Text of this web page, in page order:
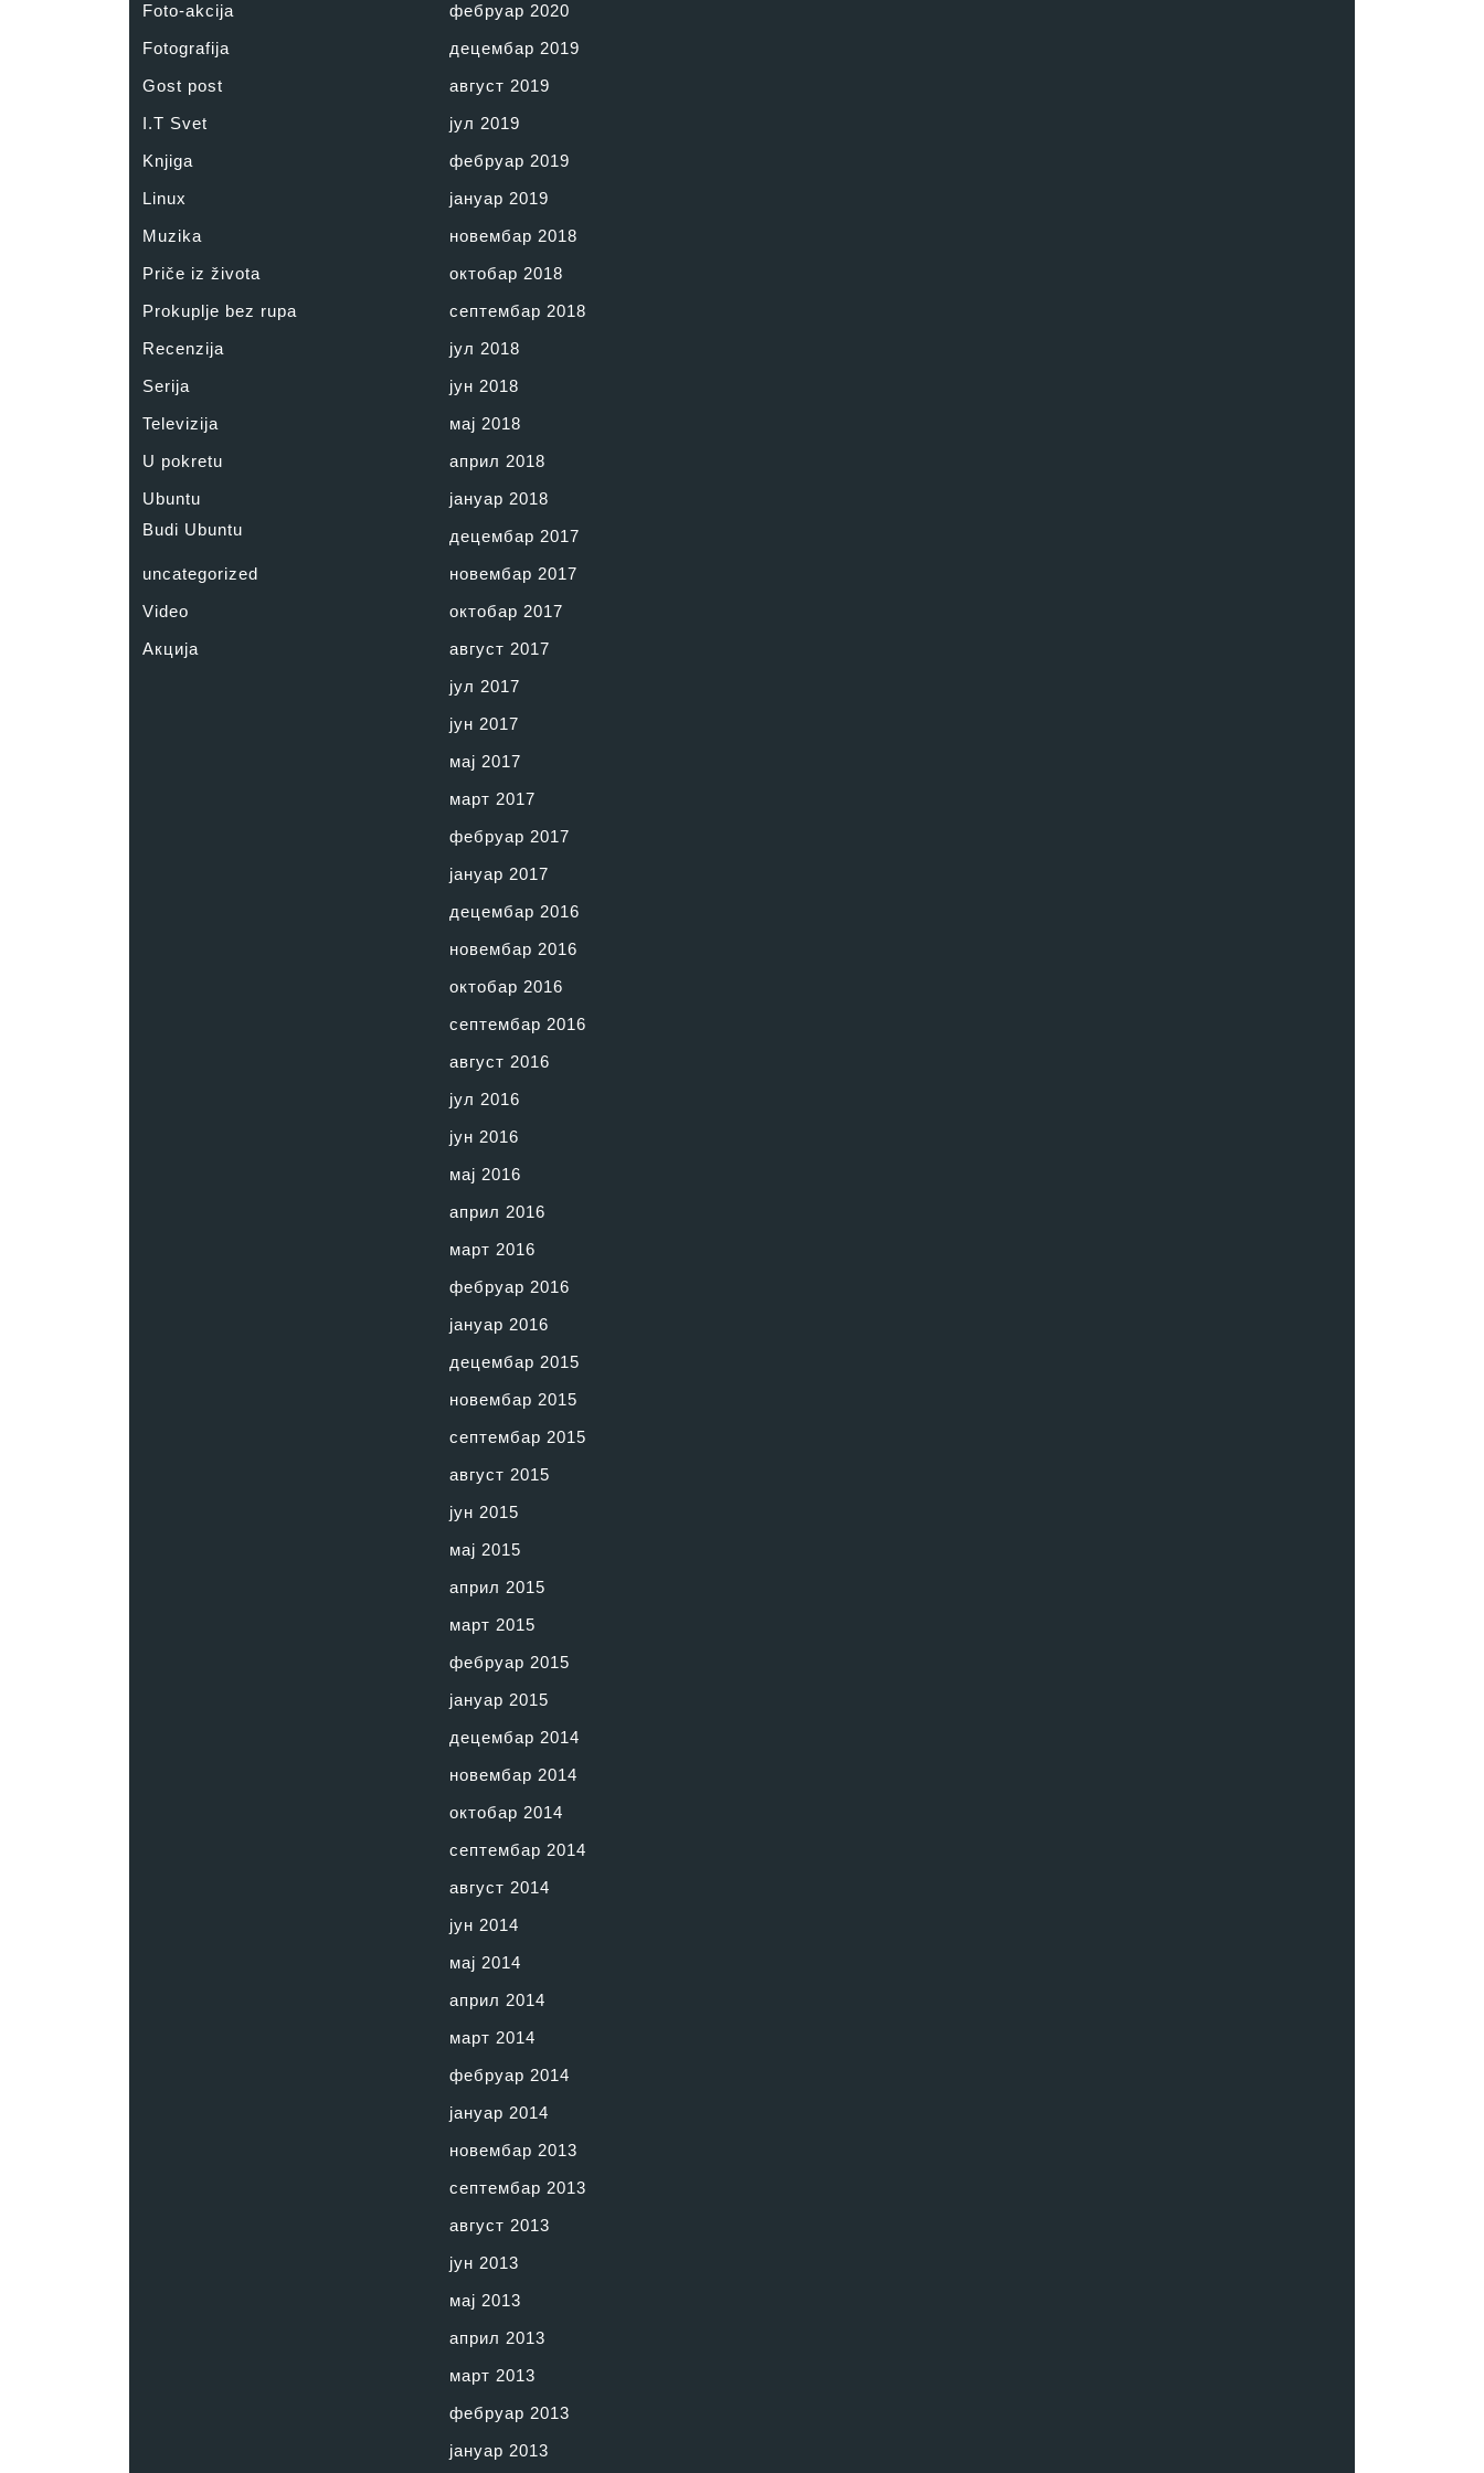
Foto-akcija
Fotografija
Gost post
I.T Svet
Knjiga
Linux
Muzika
Priče iz života
Prokuplje bez rupa
Recenzija
Serija
Televizija
U pokretu
Ubuntu
Budi Ubuntu
uncategorized
Video
Акција
фебруар 2020
децембар 2019
август 2019
јул 2019
фебруар 2019
јануар 2019
новембар 2018
октобар 2018
септембар 2018
јул 2018
јун 2018
мај 2018
април 2018
јануар 2018
децембар 2017
новембар 2017
октобар 2017
август 2017
јул 2017
јун 2017
мај 2017
март 2017
фебруар 2017
јануар 2017
децембар 2016
новембар 2016
октобар 2016
септембар 2016
август 2016
јул 2016
јун 2016
мај 2016
април 2016
март 2016
фебруар 2016
јануар 2016
децембар 2015
новембар 2015
септембар 2015
август 2015
јун 2015
мај 2015
април 2015
март 2015
фебруар 2015
јануар 2015
децембар 2014
новембар 2014
октобар 2014
септембар 2014
август 2014
јун 2014
мај 2014
април 2014
март 2014
фебруар 2014
јануар 2014
новембар 2013
септембар 2013
август 2013
јун 2013
мај 2013
април 2013
март 2013
фебруар 2013
јануар 2013